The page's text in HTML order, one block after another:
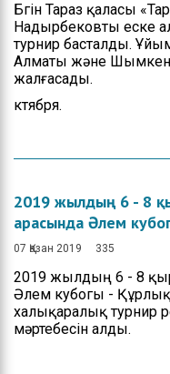
Бүгін Тараз қаласы
Надырбековты еске
турнир басталды.
Алматы және
жалғасады.
ктября.
2019 жылдың 6 - 8
арасында Әлем
07 Қазан 2019 335
2019 жылдың 6 - 8
Әлем кубогы -
халықаралық турнир
мәртебесін алды.